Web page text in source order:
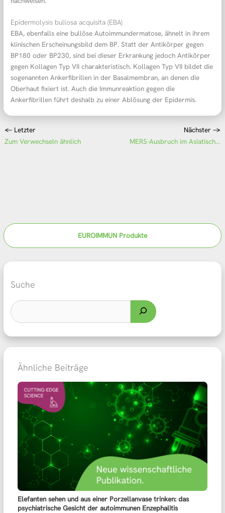
Epidermolysis bullosa acquisita (EBA)
EBA, ebenfalls eine bullöse Autoimmundermatose, ähnelt in ihrem
klinischen Erscheinungsbild dem BP. Statt der Antikörper gegen
BP180 oder BP230, sind bei dieser Erkrankung jedoch Antikörper
gegen Kollagen Typ VII charakteristisch. Kollagen Typ VII bildet die
sogenannten Ankerfibrillen in der Basalmembran, an denen die
Oberhaut fixiert ist. Auch die Immunreaktion gegen die
Ankerfibrillen führt deshalb zu einer Ablösung der Epidermis.
← Letzter
Zum Verwechseln ähnlich
Nächster →
MERS-Ausbruch im Asiatisch-Pazifischen Raum
EUROIMMUN Produkte
Suche
Ähnliche Beiträge
Elefanten sehen und aus einer Porzellanvase trinken: das
psychiatrische Gesicht der autoimmunen Enzephalitis